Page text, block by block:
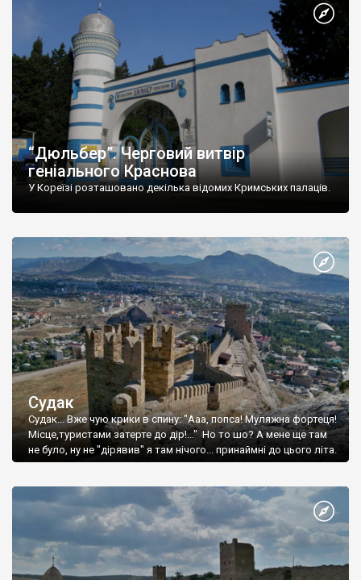
“Дюльбер”. Черговий витвір
геніального Краснова
У Кореїзі розташовано декілька відомих Кримських палаців.
Судак
Судак... Вже чую крики в спину: "Ааа, попса! Муляжна фортеця!
Місце,туристами затерте до дір!..." Но то шо? А мене ще там
не було, ну не "дірявив" я там нічого... принаймні до цього літа.